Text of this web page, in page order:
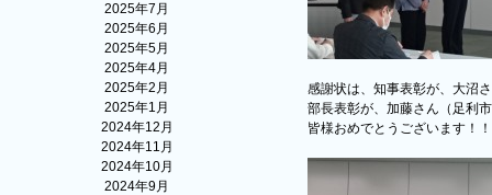
2025年7月
2025年6月
2025年5月
2025年4月
2025年2月
2025年1月
2024年12月
2024年11月
2024年10月
2024年9月
感謝状は、知事表彰が、大沼
部長表彰が、加藤さん（足利
皆様おめでとうございます！！